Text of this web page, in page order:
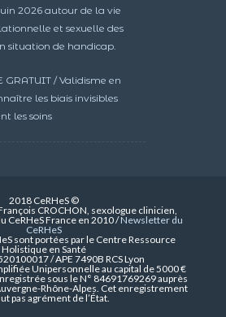
2026 autour de la vie
et sexuelle des
situation de handicap.
GRATUIT / Validisme en
les biais invisibles
les soins
2018 CeRHeS ©
CROCHON, sexologue clinicien,
CeRHeS France en 2010 /Newsletter du
CeRHeS
sont portées par le Centre Ressource
Holistique en Santé
/ APE 7490B RCS Lyon
Unipersonnelle au capital de 5000 €
sous le N° 84691769269 auprès
Rhône-Alpes. Cet enregistrement
pas agrément de l’État.